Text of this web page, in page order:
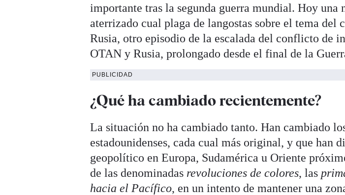
importante tras la segunda guerra mundial. Hoy una
aterrizado cual plaga de langostas sobre el tema
Rusia, otro episodio de la escalada del conflicto de
OTAN y Rusia, prolongado desde el final de la
PUBLICIDAD
¿Qué ha cambiado recientemente?
La situación no ha cambiado tanto. Han cambiado
estadounidenses, cada cual más original, y que han
geopolítico en Europa, Sudamérica u Oriente
de las denominadas revoluciones de colores, las
hacia el Pacífico, en un intento de mantener una